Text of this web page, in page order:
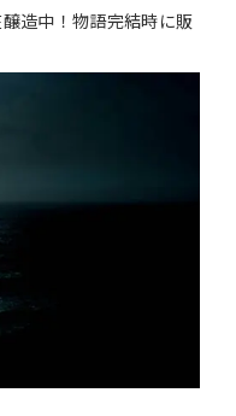
造中！物語完結時に販